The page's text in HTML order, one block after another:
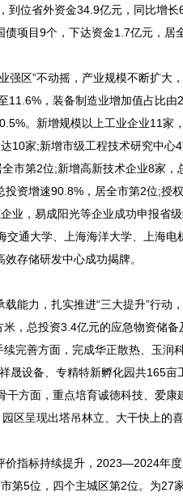
到位省外资金34.9亿元，同比增
项目9个，下达资金1.7亿元，居
区”不动摇，产业规模不断扩大
11.6%，装备制造业增加值占比
。新增规模以上工业企业11
10家;新增市级工程技术研究中
市第2位;新增高新技术企业8家
资增速90.8%，居全市第2位;
业，易成阳光等企业成功申报省
通大学、上海海洋大学、上海
存储研发中心成功揭牌。
力，扎实推进“三大提升”行动
，总投资3.4亿元的应急物资储
完善方面，完成华正散热、玉
晟设备、专精特新孵化园共165
方面，重点培育诚德科技、爱
区呈现出塔吊林立、大干快上的喜
指标持续提升，2023—2024年度
第5位，四个主城区第2位。为